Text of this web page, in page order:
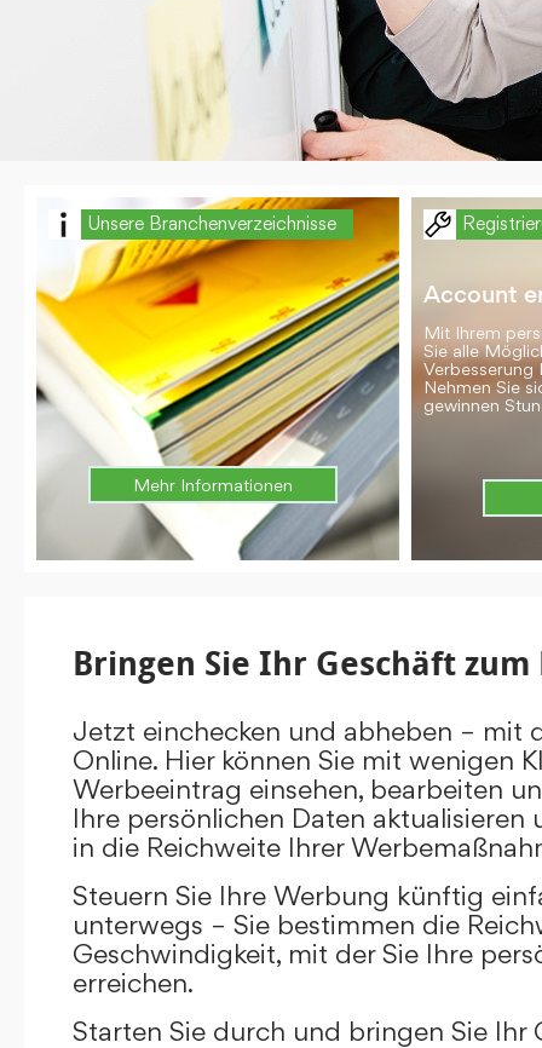
Unsere Branchenverzeichnisse
Mehr Informationen
Account
Mit Ihrem
Sie alle
Verbesserung
Nehmen Sie
gewinnen
Bringen Sie Ihr Geschäft zum
Jetzt einchecken und abheben – mit
Online. Hier können Sie mit wenigen
Werbeeintrag einsehen, bearbeiten
Ihre persönlichen Daten aktualisieren
in die Reichweite Ihrer
Steuern Sie Ihre Werbung künftig
unterwegs – Sie bestimmen die
Geschwindigkeit, mit der Sie Ihre
erreichen.
Starten Sie durch und bringen Sie Ihr